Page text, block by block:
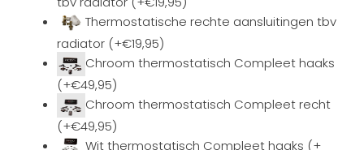
Thermostatische rechte aansluitingen tbv
radiator (+€19,95)
Chroom thermostatisch Compleet haaks
(+€49,95)
Chroom thermostatisch Compleet recht
(+€49,95)
Wit thermostatisch Compleet haaks (+